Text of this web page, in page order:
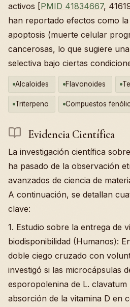
activos [PMID 41834667,
han reportado efectos como
apoptosis (muerte celular
cancerosas, lo que sugiere
selectiva bajo ciertas
Alcaloides Flavonoides
Triterpeno Compuestos
Evidencia Científica
La investigación científica
ha pasado de la observación
avanzados de ciencia de
A continuación, se detallan
clave:
1. Estudio sobre la entrega de
biodisponibilidad (Humanos):
doble ciego cruzado con
investigó si las microcápsulas
esporopolenina de L. clavatum
absorción de la vitamina D en